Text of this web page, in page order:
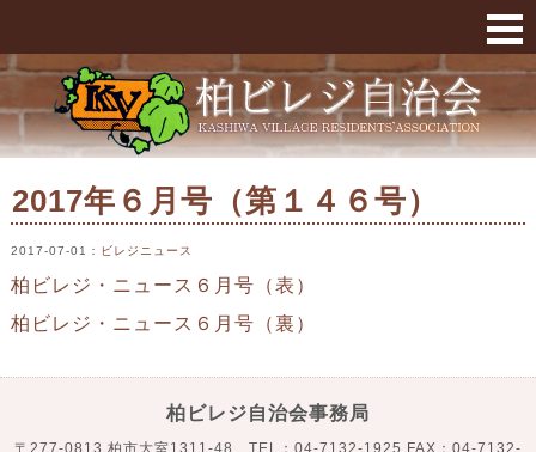
2017年６月号（第１４６号） « 柏ビレジ
2017年６月号（第１４６号）
2017-07-01 ： ビレジニュース
柏ビレジ・ニュース６月号（表）
柏ビレジ・ニュース６月号（裏）
柏ビレジ自治会事務局
〒277-0813 柏市大室1311-48 TEL：04-7132-1925 FAX：04-7132-